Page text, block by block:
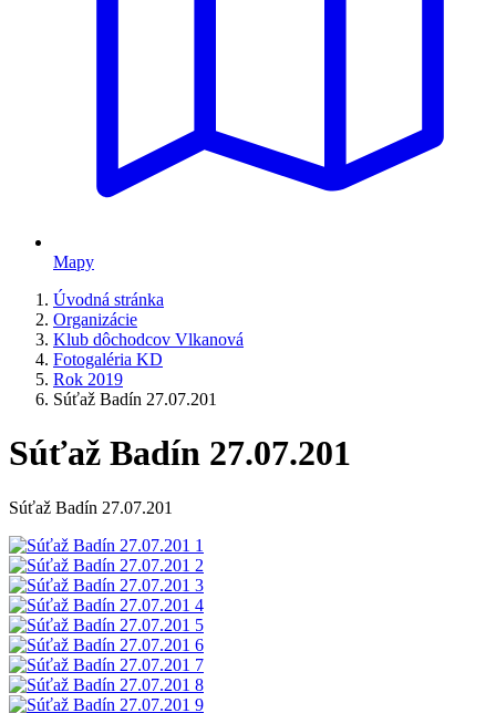
Mapy
Úvodná stránka
Organizácie
Klub dôchodcov Vlkanová
Fotogaléria KD
Rok 2019
Súťaž Badín 27.07.201
Súťaž Badín 27.07.201
Súťaž Badín 27.07.201